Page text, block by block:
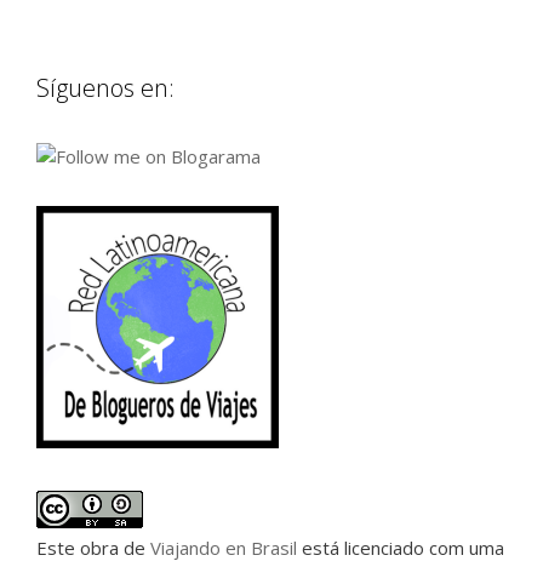
Síguenos en:
Este obra de Viajando en Brasil está licenciado com uma